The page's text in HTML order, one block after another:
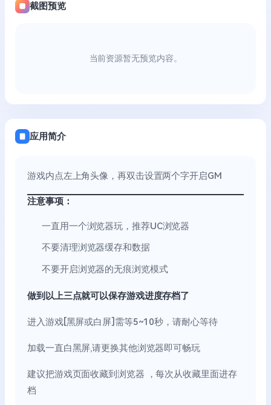
截图预览
当前资源暂无预览内容。
应用简介
游戏内点左上角头像，再双击设置两个字开启GM
注意事项：
一直用一个浏览器玩，推荐UC浏览器
不要清理浏览器缓存和数据
不要开启浏览器的无痕浏览模式
做到以上三点就可以保存游戏进度存档了
进入游戏[黑屏或白屏]需等5~10秒，请耐心等待
加载一直白黑屏,请更换其他浏览器即可畅玩
建议把游戏页面收藏到浏览器 ，每次从收藏里面进存
档